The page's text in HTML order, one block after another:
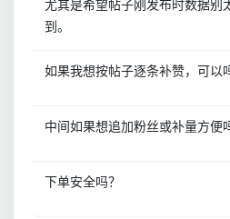
尤其是希望帖子刚发布时数据别
到。
如果我想按帖子逐条补赞，可以
中间如果想追加粉丝或补量方便
下单安全吗？